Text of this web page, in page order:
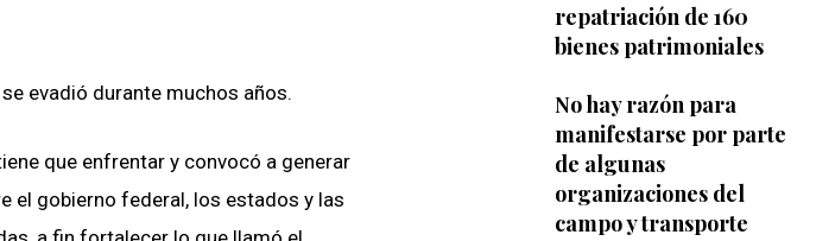
evadió durante muchos años.
que enfrentar y convocó a generar
el gobierno federal, los estados y las
repatriación de 160
bienes patrimoniales
No hay razón para
manifestarse por parte
de algunas
organizaciones del
campo y transporte